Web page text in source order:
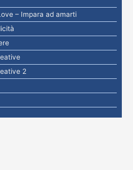
– Impara ad amarti
2